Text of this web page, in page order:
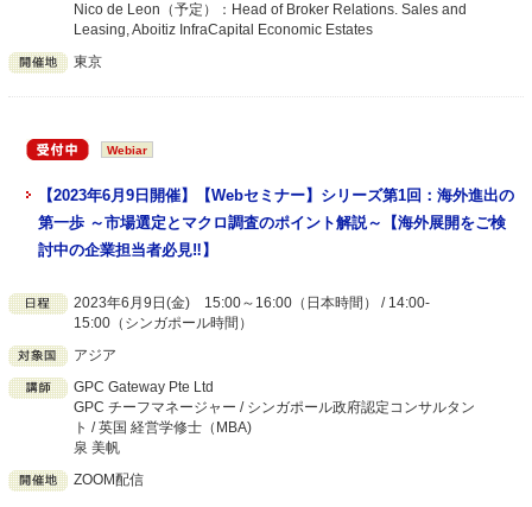
Nico de Leon（予定）：Head of Broker Relations. Sales and
Leasing, Aboitiz InfraCapital Economic Estates
東京
Webiar
【2023年6月9日開催】【Webセミナー】シリーズ第1回：海外進出の
第一歩 ～市場選定とマクロ調査のポイント解説～【海外展開をご検
討中の企業担当者必見‼】
2023年6月9日(金) 15:00～16:00（日本時間） / 14:00-
15:00（シンガポール時間）
アジア
GPC Gateway Pte Ltd
GPC チーフマネージャー / シンガポール政府認定コンサルタン
ト / 英国 経営学修士（MBA)
泉 美帆
ZOOM配信